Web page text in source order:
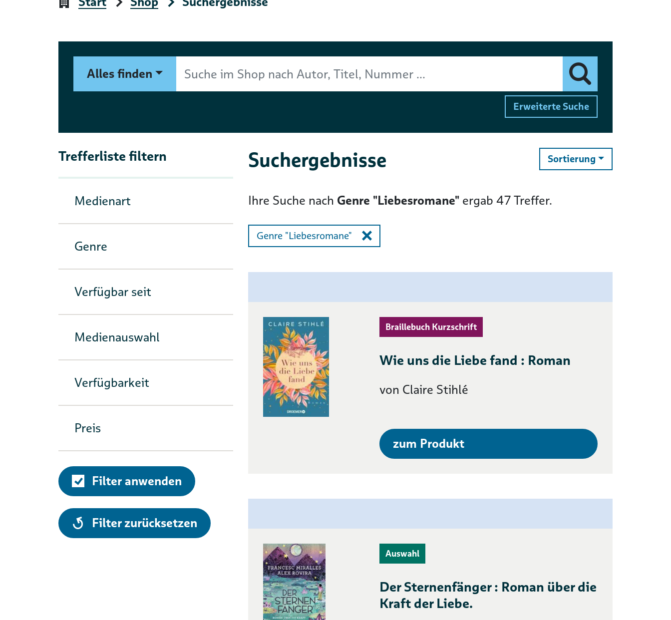
Suchformular
Alles finden
Suche im Shop nach Autor, Titel, Nummer ...
Erweiterte Suche
Trefferliste filtern
Medienart
Genre
Verfügbar seit
Medienauswahl
Verfügbarkeit
Preis
Filter anwenden
alle
Filter zurücksetzen
Suchergebnisse Sortierungändern
Ihre Suche nach Genre "Liebesromane" ergab 47Treffer.
Genre "Liebesromane"
Braillebuch Kurzschrift
Wie uns die Liebe fand : Roman
von Claire Stihlé
zum Produkt
Auswahl
Der Sternenfänger : Roman über die
Kraft der Liebe.